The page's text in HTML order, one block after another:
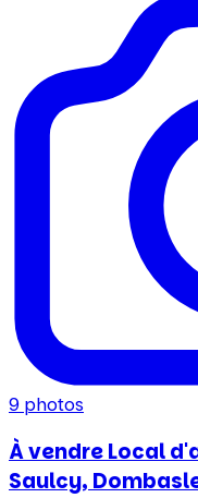
9 photos
À vendre Local
Saulcy,